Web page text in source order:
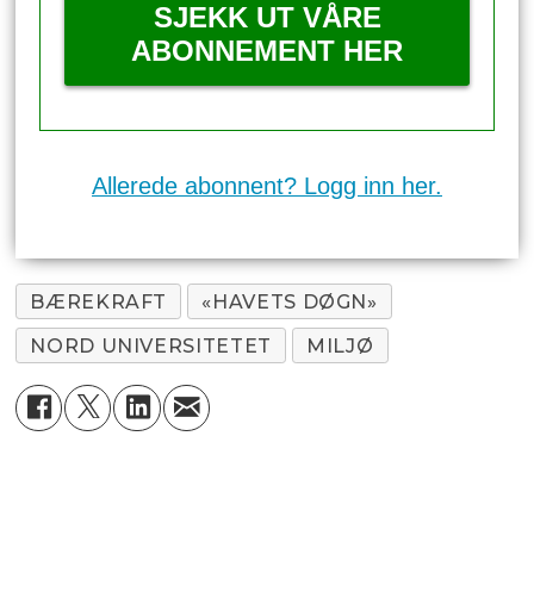
SJEKK UT VÅRE
ABONNEMENT HER
Allerede abonnent? Logg inn her.
BÆREKRAFT
«HAVETS DØGN»
NORD UNIVERSITETET
MILJØ